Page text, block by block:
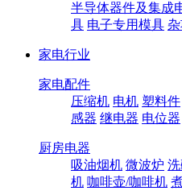
半导体器件及集成
具 电子专用模具
家电行业
家电配件
压缩机 电机 塑料件
感器 继电器 电位器
厨房电器
吸油烟机 微波炉
机 咖啡壶/咖啡机